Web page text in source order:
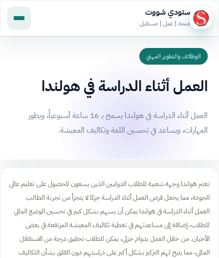
ستودي شووت
منحة | عمل | مستقبل
الوظائف والتطوير المهني
العمل أثناء الدراسة في هولندا
العمل أثناء الدراسة في هولندا يسمح بـ 16 ساعة أسبوعياً، ويطور
المهارات، ويساعد في تحسين اللغة وتكاليف المعيشة.
تعتبر هولندا وجهة شعبية للطلاب الدوليين الذين يسعون للحصول على تعليم عالي
الجودة، مما يجعل فرص العمل أثناء الدراسة جزءًا لا يتجزأ من تجربة الطالب.
العمل أثناء الدراسة في هولندا يمكن أن يسهم بشكل كبير في تحسين الوضع المالي
للطلاب، إضافة إلى مساعدتهم في تغطية تكاليف المعيشة المرتفعة في بعض
الأحيان. من خلال العمل بدوام جزئي، يمكن للطلاب تحقيق درجة من الاستقلال
المالي، مما يتيح لهم التركيز بشكل أكبر على دراستهم دون القلق بشأن التكاليف